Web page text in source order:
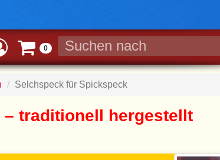
0
Selchspeck für Spickspeck
traditionell hergestellt